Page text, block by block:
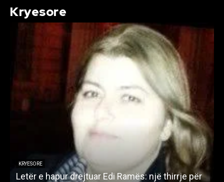
Kryesore
KRYESORE
Letër e hapur drejtuar Edi Ramës: një thirrje për